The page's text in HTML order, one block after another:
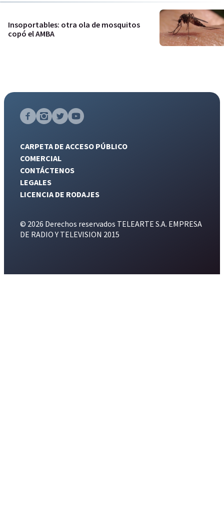
Insoportables: otra ola de mosquitos
copó el AMBA
CARPETA DE ACCESO PÚBLICO
COMERCIAL
CONTÁCTENOS
LEGALES
LICENCIA DE RODAJES
© 2026 Derechos reservados TELEARTE S.A. EMPRESA
DE RADIO Y TELEVISION 2015